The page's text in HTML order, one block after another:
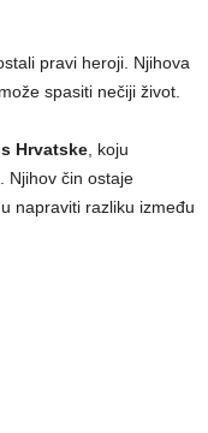
pravi heroji. Njihova
spasiti nečiji život.
Hrvatske , koju
. Njihov čin ostaje
napraviti razliku između